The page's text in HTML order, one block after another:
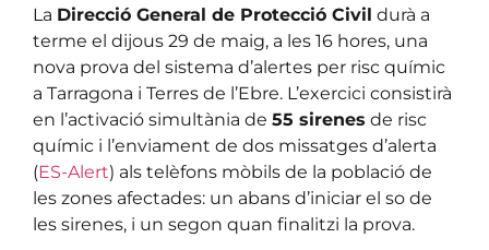
La Direcció General de Protecció Civil durà a
terme el dijous 29 de maig, a les 16 hores, una
nova prova del sistema d’alertes per risc químic
a Tarragona i Terres de l’Ebre. L’exercici consistirà
en l’activació simultània de 55 sirenes de risc
químic i l’enviament de dos missatges d’alerta
(ES-Alert) als telèfons mòbils de la població de
les zones afectades: un abans d’iniciar el so de
les sirenes, i un segon quan finalitzi la prova.